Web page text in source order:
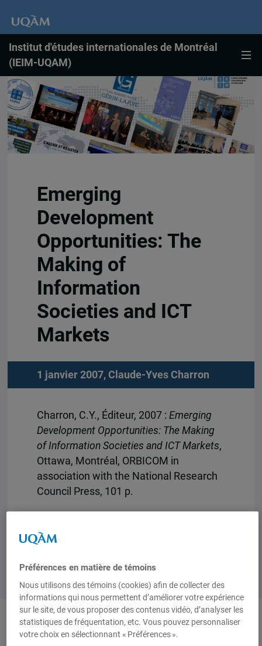
Institut d'études internationales de Montréal
(IEIM-UQAM)
Emerging
Development
Opportunities: The
Making of
Information
Societies and ICT
Markets
1 janvier 2007, Claude-Yves Charron
Charron, C.Y., Éditeur, 2007 : Emerging
Development Opportunities: The Making
of Information Societies and ICT Markets,
Ottawa, Montréal, ORBICOM in
association with the National Research
Council Press, 101 p.
Auteurs-trices
Préférences en matière de témoins
Nous utilisons des témoins (cookies) afin de collecter des
informations qui nous permettent d’améliorer votre expérience
sur le site, de vous proposer des contenus vidéo, d’analyser les
statistiques de fréquentation, etc. Vous pouvez personnaliser
votre choix en sélectionnant « Préférences ».